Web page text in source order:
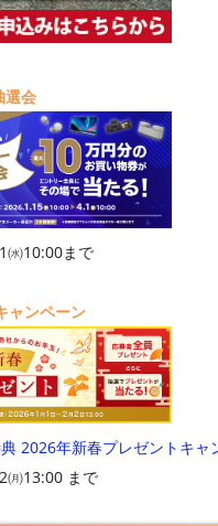
選会
10:00まで
ンペーン
2026年新春プレゼントキャ
13:00 まで